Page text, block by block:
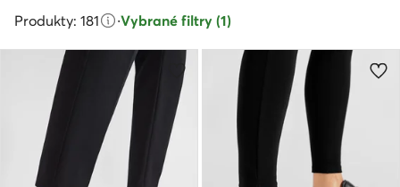
Produkty: 181 ·Vybrané filtry (1)